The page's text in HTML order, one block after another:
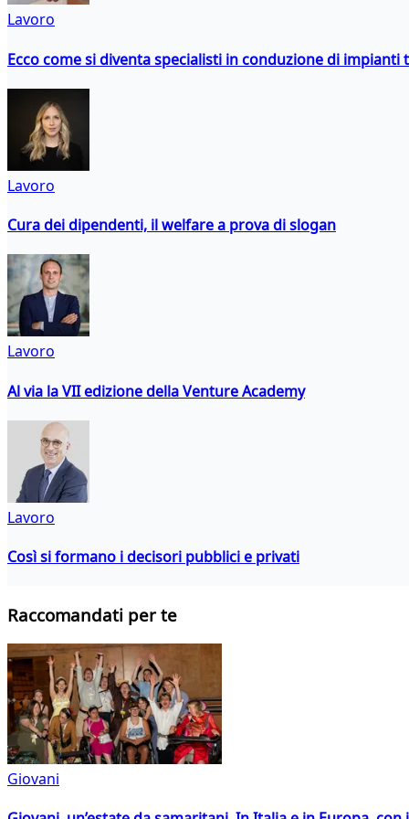
Lavoro
Ecco come si diventa specialisti in conduzione di impianti
Lavoro
Cura dei dipendenti, il welfare a prova di slogan
Lavoro
Al via la VII edizione della Venture Academy
Lavoro
Così si formano i decisori pubblici e privati
Raccomandati per te
Giovani